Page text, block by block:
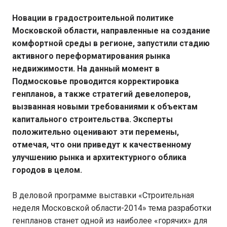
Новации в градостроительной политике
Московской области, направленные на создание
комфортной среды в регионе, запустили стадию
активного переформатирования рынка
недвижимости. На данный момент в
Подмосковье проводится корректировка
генпланов, а также стратегий девелоперов,
вызванная новыми требованиями к объектам
капитального строительства. Эксперты
положительно оценивают эти перемены,
отмечая, что они приведут к качественному
улучшению рынка и архитектурного облика
городов в целом.
В деловой программе выставки «Строительная
неделя Московской области-2014» тема разработки
генпланов станет одной из наиболее «горячих» для